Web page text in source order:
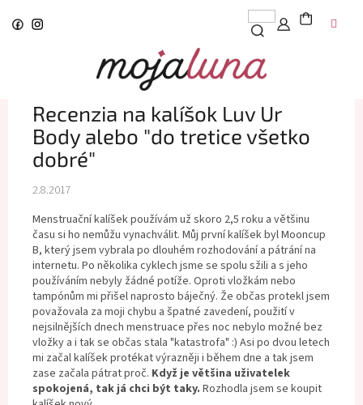
Recenzia na kalíšok Luv Ur
Body alebo "do tretice všetko
dobré"
2.8.2017
Menstruační kalíšek používám už skoro 2,5 roku a většinu
času si ho nemůžu vynachválit. Můj první kalíšek byl Mooncup
B, který jsem vybrala po dlouhém rozhodování a pátrání na
internetu. Po několika cyklech jsme se spolu sžili a s jeho
používáním nebyly žádné potíže. Oproti vložkám nebo
tampónům mi přišel naprosto báječný. Že občas protekl jsem
považovala za moji chybu a špatné zavedení, použití v
nejsilnějších dnech menstruace přes noc nebylo možné bez
vložky a i tak se občas stala "katastrofa" :) Asi po dvou letech
mi začal kalíšek protékat výrazněji i během dne a tak jsem
zase začala pátrat proč. Když je většina uživatelek
spokojená, tak já chci být taky. Rozhodla jsem se koupit